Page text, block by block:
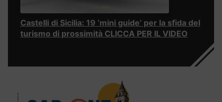
Castelli di Sicilia: 19 ‘mini guide’ per la sfida del
turismo di prossimità CLICCA PER IL VIDEO